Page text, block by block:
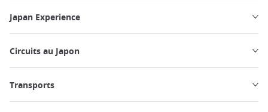
Japan Experience
Circuits au Japon
Transports